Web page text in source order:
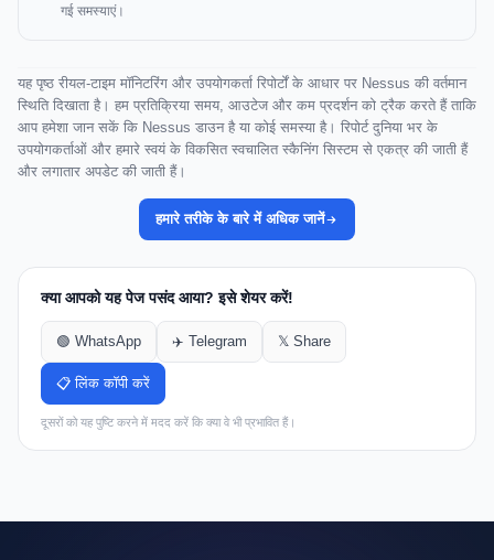
गई समस्याएं।
यह पृष्ठ रीयल-टाइम मॉनिटरिंग और उपयोगकर्ता रिपोर्टों के आधार पर Nessus की वर्तमान
स्थिति दिखाता है। हम प्रतिक्रिया समय, आउटेज और कम प्रदर्शन को ट्रैक करते हैं ताकि
आप हमेशा जान सकें कि Nessus डाउन है या कोई समस्या है। रिपोर्ट दुनिया भर के
उपयोगकर्ताओं और हमारे स्वयं के विकसित स्वचालित स्कैनिंग सिस्टम से एकत्र की जाती हैं
और लगातार अपडेट की जाती हैं।
हमारे तरीके के बारे में अधिक जानें
क्या आपको यह पेज पसंद आया? इसे शेयर करें!
🟢 WhatsApp ✈️ Telegram 𝕏 Share
📋 लिंक कॉपी करें
दूसरों को यह पुष्टि करने में मदद करें कि क्या वे भी प्रभावित हैं।